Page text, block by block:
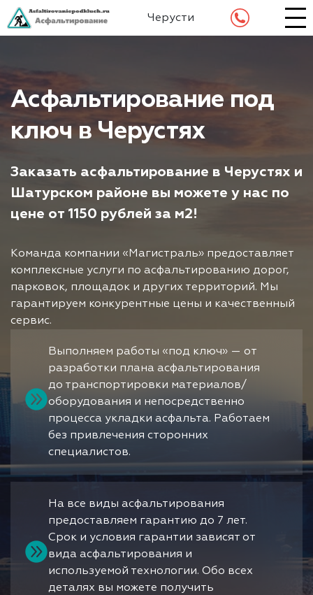
Черусти
Асфальтирование под
ключ в Черустях
Заказать асфальтирование в Черустях и
Шатурском районе вы можете у нас по
цене от 1150 рублей за м2!
Команда компании «Магистраль» предоставляет
комплексные услуги по асфальтированию дорог,
парковок, площадок и других территорий. Мы
гарантируем конкурентные цены и качественный
сервис.
Выполняем работы «под ключ» — от
разработки плана асфальтирования
до транспортировки материалов/
оборудования и непосредственно
процесса укладки асфальта. Работаем
без привлечения сторонних
специалистов.
На все виды асфальтирования
предоставляем гарантию до 7 лет.
Срок и условия гарантии зависят от
вида асфальтирования и
используемой технологии. Обо всех
деталях вы можете получить